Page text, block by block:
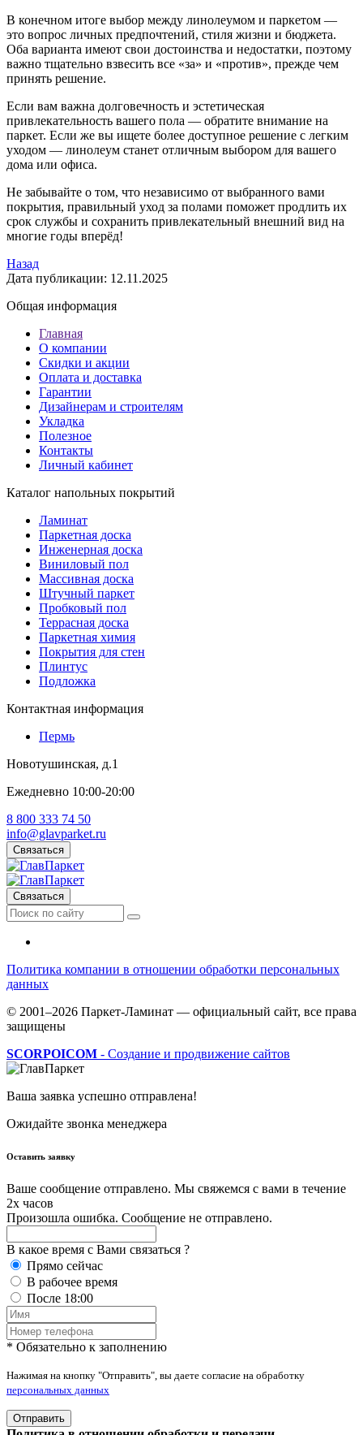
В конечном итоге выбор между линолеумом и паркетом —
это вопрос личных предпочтений, стиля жизни и бюджета.
Оба варианта имеют свои достоинства и недостатки, поэтому
важно тщательно взвесить все «за» и «против», прежде чем
принять решение.
Если вам важна долговечность и эстетическая
привлекательность вашего пола — обратите внимание на
паркет. Если же вы ищете более доступное решение с легким
уходом — линолеум станет отличным выбором для вашего
дома или офиса.
Не забывайте о том, что независимо от выбранного вами
покрытия, правильный уход за полами поможет продлить их
срок службы и сохранить привлекательный внешний вид на
многие годы вперёд!
Назад
Дата публикации: 12.11.2025
Общая информация
Главная
О компании
Скидки и акции
Оплата и доставка
Гарантии
Дизайнерам и строителям
Укладка
Полезное
Контакты
Личный кабинет
Каталог напольных покрытий
Ламинат
Паркетная доска
Инженерная доска
Виниловый пол
Массивная доска
Штучный паркет
Пробковый пол
Террасная доска
Паркетная химия
Покрытия для стен
Плинтус
Подложка
Контактная информация
Пермь
Новотушинская, д.1
Ежедневно 10:00-20:00
8 800 333 74 50
info@glavparket.ru
Связаться
Связаться
Политика компании в отношении обработки персональных
данных
© 2001–2026 Паркет-Ламинат — официальный сайт, все права
защищены
SCORPOICOM - Создание и продвижение сайтов
Ваша заявка успешно отправлена!
Ожидайте звонка менеджера
Оставить заявку
Ваше сообщение отправлено. Мы свяжемся с вами в течение
2х часов
Произошла ошибка. Сообщение не отправлено.
В какое время с Вами связаться ?
Прямо сейчас
В рабочее время
После 18:00
* Обязательно к заполнению
Нажимая на кнопку "Отправить", вы даете согласие на обработку
персональных данных
Отправить